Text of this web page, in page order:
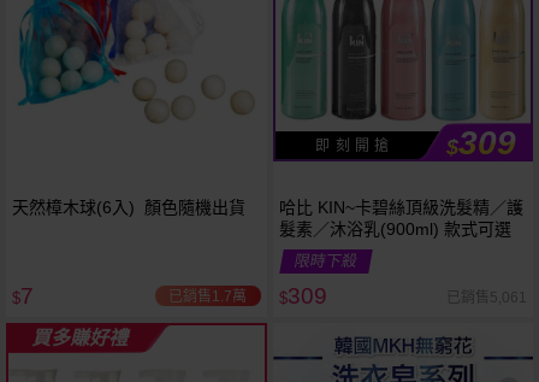
天然樟木球(6入) 顏色隨機出貨
$7 已銷售1.7萬
即 刻 開 搶 $309
哈比 KIN~卡碧絲頂級洗髮精／護
髮素／沐浴乳(900ml) 款式可選
限時下殺
$309 已銷售5,061
買多賺好禮